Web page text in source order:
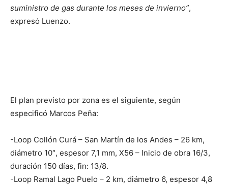
suministro de gas durante los meses de invierno”,
expresó Luenzo.
El plan previsto por zona es el siguiente, según
especificó Marcos Peña:
-Loop Collón Curá – San Martín de los Andes – 26 km,
diámetro 10″, espesor 7,1 mm, X56 – Inicio de obra 16/3,
duración 150 días, fin: 13/8.
-Loop Ramal Lago Puelo – 2 km, diámetro 6, espesor 4,8